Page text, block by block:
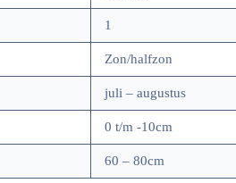
1
Zon/halfzon
juli – augustus
0 t/m -10cm
60 – 80cm